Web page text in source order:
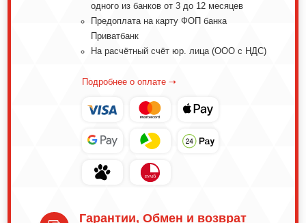
одного из банков от 3 до 12 месяцев
Предоплата на карту ФОП банка
Приватбанк
На расчётный счёт юр. лица (ООО с НДС)
Подробнее о оплате ➝
Гарантии, Обмен и возврат